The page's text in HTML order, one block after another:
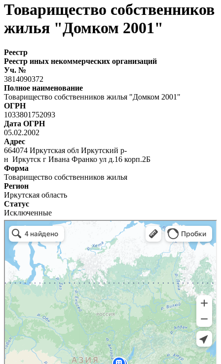
Товарищество собственников
жилья "Домком 2001"
Реестр
Реестр иных некоммерческих организаций
Уч. №
3814090372
Полное наименование
Товарищество собственников жилья "Домком 2001"
ОГРН
1033801752093
Дата ОГРН
05.02.2002
Адрес
664074 Иркутская обл Иркутский р-
н Иркутск г Ивана Франко ул д.16 корп.2Б
Форма
Товарищество собственников жилья
Регион
Иркутская область
Статус
Исключенные